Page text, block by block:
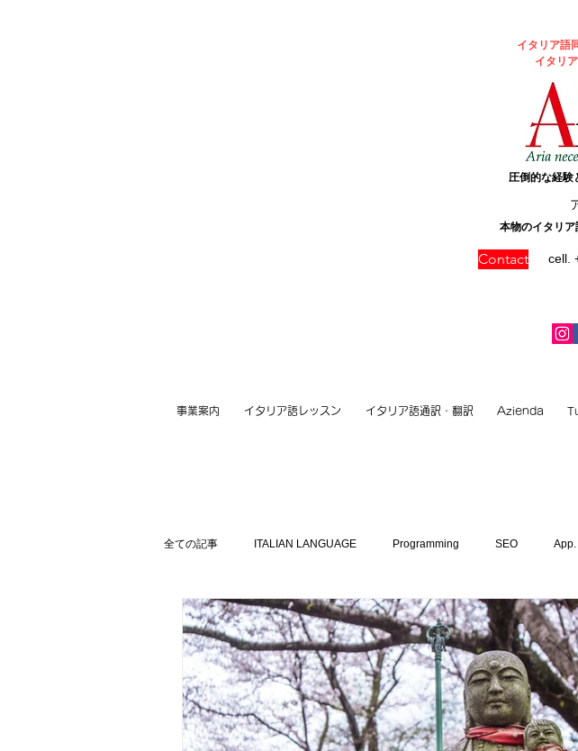
イタリア語
イタリ
圧倒的な経験
本物のイタリ
Contact cell.
事業案内 イタリア語レッスン イタリア語通訳・翻訳 Azienda
全ての記事 ITALIAN LANGUAGE Programming SEO App.
Gadget Contact Italian Culture INBOUND Hotel
PC Proverb Restaurant Place STUDY